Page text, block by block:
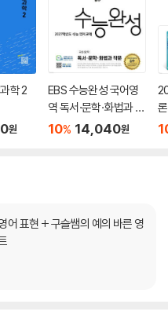
학 2
원
EBS 수능완성 국어영
역 독서·문학·화법과 작
문 (2026년)
10% 14,040원
(
어 표현 + 구슬쌤의 예의 바른 영